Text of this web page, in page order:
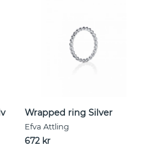
Wrapped ring Silver
Efva Attling
672 kr